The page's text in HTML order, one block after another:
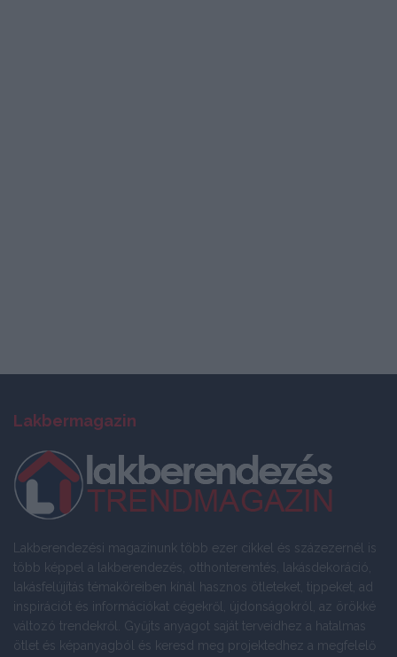
Lakbermagazin
Lakberendezési magazinunk több ezer cikkel és százezernél is
több képpel a lakberendezés, otthonteremtés, lakásdekoráció,
lakásfelújítás témaköreiben kínál hasznos ötleteket, tippeket, ad
inspirációt és információkat cégekről, újdonságokról, az örökké
változó trendekről. Gyűjts anyagot saját terveidhez a hatalmas
ötlet és képanyagból és keresd meg projektedhez a megfelelő